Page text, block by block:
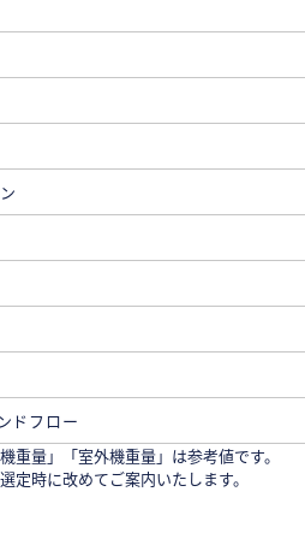
ドフロー
量」「室外機重量」は参考値です。
定時に改めてご案内いたします。